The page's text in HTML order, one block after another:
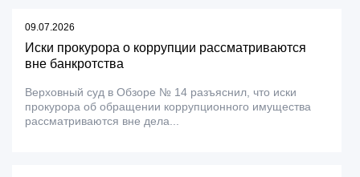
09.07.2026
Иски прокурора о коррупции рассматриваются
вне банкротства
Верховный суд в Обзоре № 14 разъяснил, что иски
прокурора об обращении коррупционного имущества
рассматриваются вне дела...